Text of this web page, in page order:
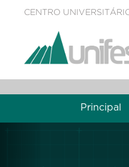
CENTRO
Principal